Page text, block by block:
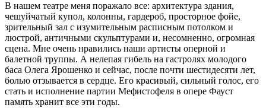
В нашем театре меня поражало все: архитектура здания,
чешуйчатый купол, колонны, гардероб, просторное фойе,
зрительный зал с изумительным расписным потолком и
люстрой, античными скульптурами и, несомненно, огромная
сцена. Мне очень нравились наши артисты оперной и
балетной труппы. А нелепая гибель на гастролях молодого
баса Олега Ярошенко и сейчас, после почти шестидесяти лет,
болью отзывается в сердце. Его красивый, сильный голос, его
стать и исполнение партии Мефистофеля в опере Фауст
память хранит все эти годы.